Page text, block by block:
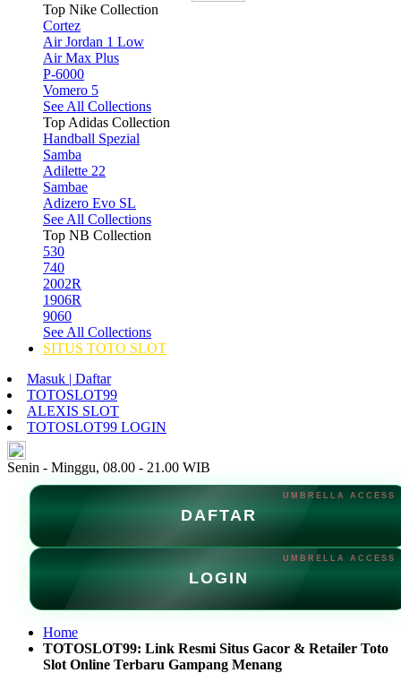
Top Nike Collection
Cortez
Air Jordan 1 Low
Air Max Plus
P-6000
Vomero 5
See All Collections
Top Adidas Collection
Handball Spezial
Samba
Adilette 22
Sambae
Adizero Evo SL
See All Collections
Top NB Collection
530
740
2002R
1906R
9060
See All Collections
SITUS TOTO SLOT
Masuk | Daftar
TOTOSLOT99
ALEXIS SLOT
TOTOSLOT99 LOGIN
Senin - Minggu, 08.00 - 21.00 WIB
DAFTAR
LOGIN
Home
TOTOSLOT99: Link Resmi Situs Gacor & Retailer Toto
Slot Online Terbaru Gampang Menang